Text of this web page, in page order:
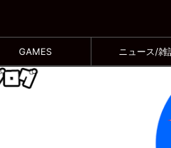
GAMES ニュース/雑